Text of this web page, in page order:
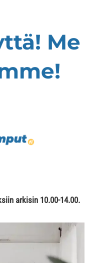
Me
arkisin 10.00-14.00.